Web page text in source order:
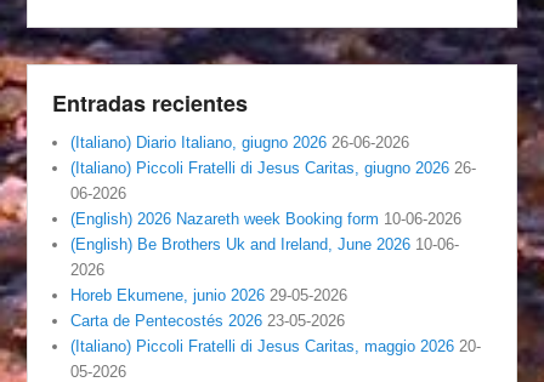
Entradas recientes
(Italiano) Diario Italiano, giugno 2026 26-06-2026
(Italiano) Piccoli Fratelli di Jesus Caritas, giugno 2026 26-
06-2026
(English) 2026 Nazareth week Booking form 10-06-2026
(English) Be Brothers Uk and Ireland, June 2026 10-06-
2026
Horeb Ekumene, junio 2026 29-05-2026
Carta de Pentecostés 2026 23-05-2026
(Italiano) Piccoli Fratelli di Jesus Caritas, maggio 2026 20-
05-2026